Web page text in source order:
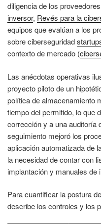
diligencia de los
inversor, Revés para la
equipos que evalúan a los
sobre ciberseguridad
contexto de mercado (
Las anécdotas operativas
proyecto piloto de un
política de almacenamiento
tiempo del permitido, lo que
corrección y a una auditoría
seguimiento mejoró los
aplicación automatizada de
la necesidad de contar con
implantación y manuales de
Para cuantificar la postura
describe los controles y los